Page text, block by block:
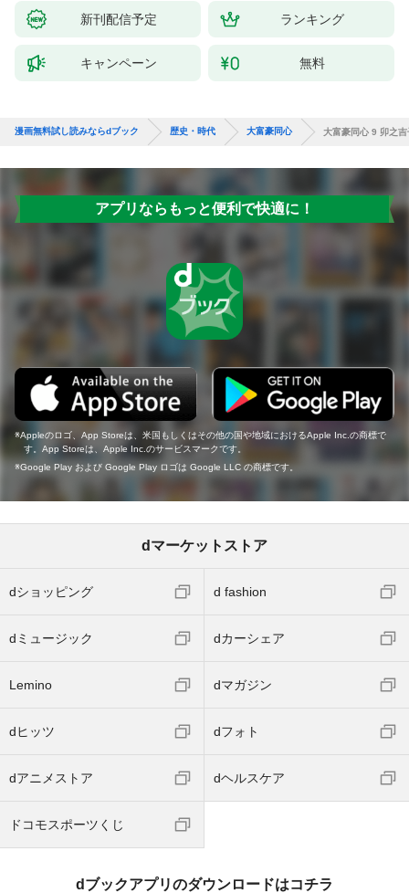
新刊配信予定 ランキング
キャンペーン 無料
漫画無料試し読みならdブック 歴史・時代 大富豪同心 大富豪同心 9 卯之吉
アプリならもっと便利で快適に！
Appleのロゴ、App Storeは、米国もしくはその他の国や地域におけるApple Inc.の商標で
す。App Storeは、Apple Inc.のサービスマークです。
Google Play および Google Play ロゴは Google LLC の商標です。
dマーケットストア
dショッピング d fashion
dミュージック dカーシェア
Lemino dマガジン
dヒッツ dフォト
dアニメストア dヘルスケア
ドコモスポーツくじ
dブックアプリのダウンロードはコチラ